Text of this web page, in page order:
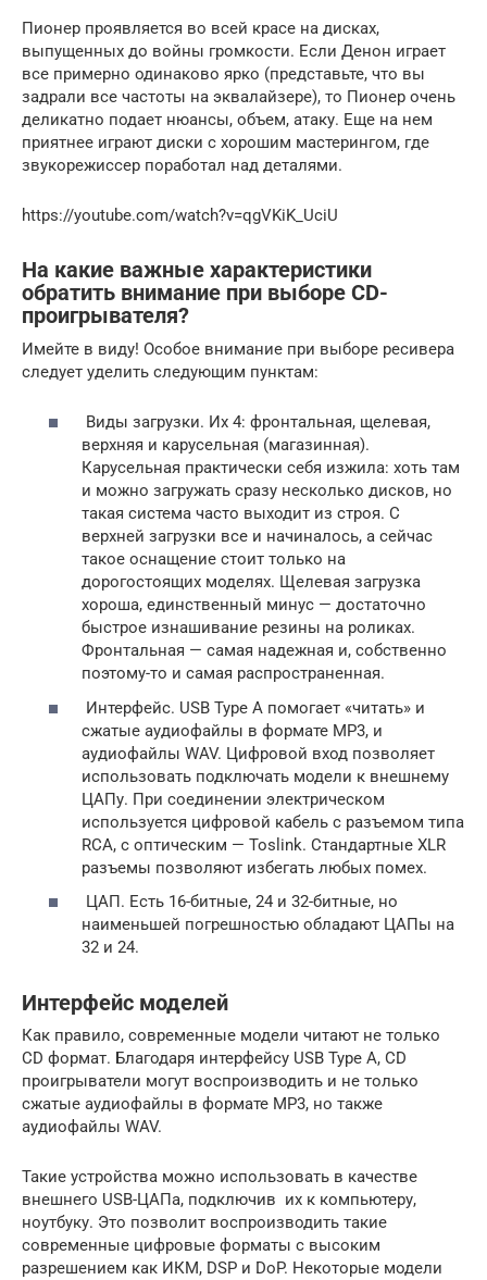
Пионер проявляется во всей красе на дисках,
выпущенных до войны громкости. Если Денон играет
все примерно одинаково ярко (представьте, что вы
задрали все частоты на эквалайзере), то Пионер очень
деликатно подает нюансы, объем, атаку. Еще на нем
приятнее играют диски с хорошим мастерингом, где
звукорежиссер поработал над деталями.
https://youtube.com/watch?v=qgVKiK_UciU
На какие важные характеристики
обратить внимание при выборе CD-
проигрывателя?
Имейте в виду! Особое внимание при выборе ресивера
следует уделить следующим пунктам:
Виды загрузки. Их 4: фронтальная, щелевая,
верхняя и карусельная (магазинная).
Карусельная практически себя изжила: хоть там
и можно загружать сразу несколько дисков, но
такая система часто выходит из строя. С
верхней загрузки все и начиналось, а сейчас
такое оснащение стоит только на
дорогостоящих моделях. Щелевая загрузка
хороша, единственный минус — достаточно
быстрое изнашивание резины на роликах.
Фронтальная — самая надежная и, собственно
поэтому-то и самая распространенная.
Интерфейс. USB Type A помогает «читать» и
сжатые аудиофайлы в формате MP3, и
аудиофайлы WAV. Цифровой вход позволяет
использовать подключать модели к внешнему
ЦАПу. При соединении электрическом
используется цифровой кабель с разъемом типа
RCA, с оптическим — Toslink. Стандартные XLR
разъемы позволяют избегать любых помех.
ЦАП. Есть 16-битные, 24 и 32-битные, но
наименьшей погрешностью обладают ЦАПы на
32 и 24.
Интерфейс моделей
Как правило, современные модели читают не только
CD формат. Благодаря интерфейсу USB Type A, CD
проигрыватели могут воспроизводить и не только
сжатые аудиофайлы в формате MP3, но также
аудиофайлы WAV.
Такие устройства можно использовать в качестве
внешнего USB-ЦАПа, подключив их к компьютеру,
ноутбуку. Это позволит воспроизводить такие
современные цифровые форматы с высоким
разрешением как ИКМ, DSP и DoP. Некоторые модели